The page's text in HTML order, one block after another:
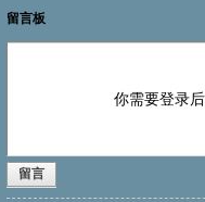
留言板
你需要登录
留言